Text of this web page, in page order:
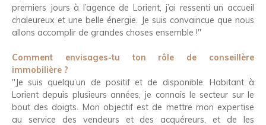
premiers jours à l’agence de Lorient, j’ai ressenti un accueil
chaleureux et une belle énergie. Je suis convaincue que nous
allons accomplir de grandes choses ensemble !"
Comment envisages-tu ton rôle de conseillère
immobilière ?
"Je suis quelqu’un de positif et de disponible. Habitant à
Lorient depuis plusieurs années, je connais le secteur sur le
bout des doigts. Mon objectif est de mettre mon expertise
au service des vendeurs et des acquéreurs, et de les